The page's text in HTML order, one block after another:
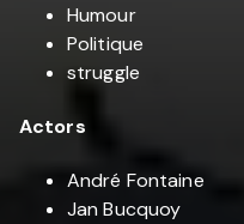
Humour
Politique
struggle
Actors
André Fontaine
Jan Bucquoy